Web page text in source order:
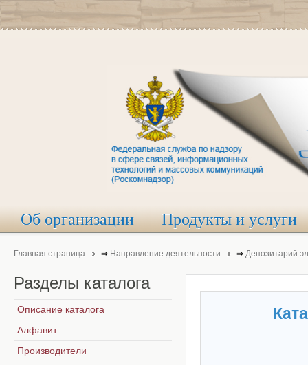
Об организации Продукты и услуги
Главная страница ⇒ Направление деятельности ⇒ Депозитарий
Разделы каталога
Описание каталога
Алфавит
Производители